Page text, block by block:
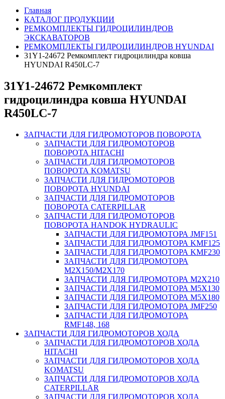
Главная
КАТАЛОГ ПРОДУКЦИИ
РЕМКОМПЛЕКТЫ ГИДРОЦИЛИНДРОВ
ЭКСКАВАТОРОВ
РЕМКОМПЛЕКТЫ ГИДРОЦИЛИНДРОВ HYUNDAI
31Y1-24672 Ремкомплект гидроцилиндра ковша
HYUNDAI R450LC-7
31Y1-24672 Ремкомплект
гидроцилиндра ковша HYUNDAI
R450LC-7
ЗАПЧАСТИ ДЛЯ ГИДРОМОТОРОВ ПОВОРОТА
ЗАПЧАСТИ ДЛЯ ГИДРОМОТОРОВ
ПОВОРОТА HITACHI
ЗАПЧАСТИ ДЛЯ ГИДРОМОТОРОВ
ПОВОРОТА KOMATSU
ЗАПЧАСТИ ДЛЯ ГИДРОМОТОРОВ
ПОВОРОТА HYUNDAI
ЗАПЧАСТИ ДЛЯ ГИДРОМОТОРОВ
ПОВОРОТА CATERPILLAR
ЗАПЧАСТИ ДЛЯ ГИДРОМОТОРОВ
ПОВОРОТА HANDOK HYDRAULIC
ЗАПЧАСТИ ДЛЯ ГИДРОМОТОРА JMF151
ЗАПЧАСТИ ДЛЯ ГИДРОМОТОРА KMF125
ЗАПЧАСТИ ДЛЯ ГИДРОМОТОРА KMF230
ЗАПЧАСТИ ДЛЯ ГИДРОМОТОРА
M2X150/M2X170
ЗАПЧАСТИ ДЛЯ ГИДРОМОТОРА M2X210
ЗАПЧАСТИ ДЛЯ ГИДРОМОТОРА M5X130
ЗАПЧАСТИ ДЛЯ ГИДРОМОТОРА M5X180
ЗАПЧАСТИ ДЛЯ ГИДРОМОТОРА JMF250
ЗАПЧАСТИ ДЛЯ ГИДРОМОТОРА
RMF148, 168
ЗАПЧАСТИ ДЛЯ ГИДРОМОТОРОВ ХОДА
ЗАПЧАСТИ ДЛЯ ГИДРОМОТОРОВ ХОДА
HITACHI
ЗАПЧАСТИ ДЛЯ ГИДРОМОТОРОВ ХОДА
KOMATSU
ЗАПЧАСТИ ДЛЯ ГИДРОМОТОРОВ ХОДА
CATERPILLAR
ЗАПЧАСТИ ДЛЯ ГИДРОМОТОРОВ ХОДА